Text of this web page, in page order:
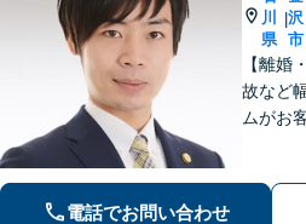
川
県
|沢
市
【離婚
故など
ムがお
電話でお問い合わせ